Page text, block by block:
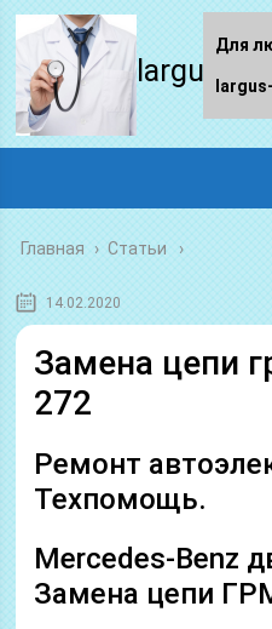
largus-
Главная › Статьи
14.02.2020
Замена цепи
272
Ремонт
Техпомощь.
Mercedes-Benz
Замена цепи
Для